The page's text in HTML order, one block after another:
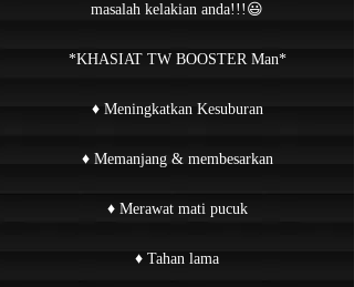
masalah kelakian anda!!!😃
*KHASIAT TW BOOSTER Man*
♦ Meningkatkan Kesuburan
♦ Memanjang & membesarkan
♦ Merawat mati pucuk
♦ Tahan lama